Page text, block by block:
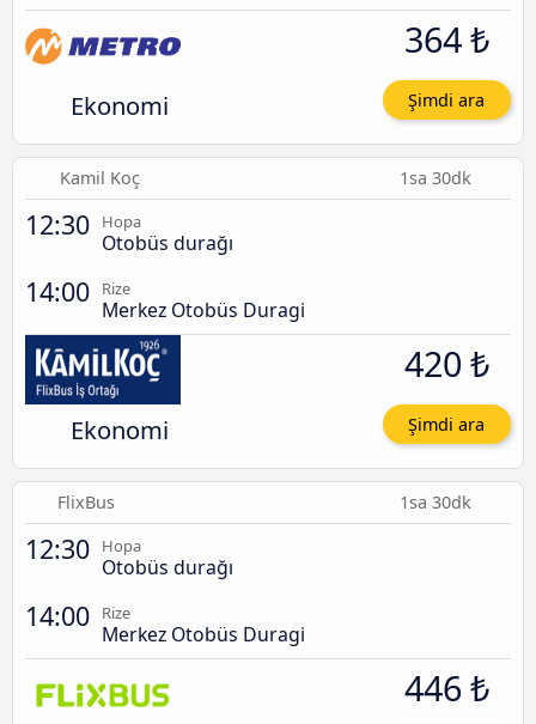
Ekonomi
364 ₺
Şimdi ara
Kamil Koç 1sa 30dk
12:30 Hopa
Otobüs durağı
14:00 Rize
Merkez Otobüs Duragi
Ekonomi
420 ₺
Şimdi ara
FlixBus 1sa 30dk
12:30 Hopa
Otobüs durağı
14:00 Rize
Merkez Otobüs Duragi
446 ₺